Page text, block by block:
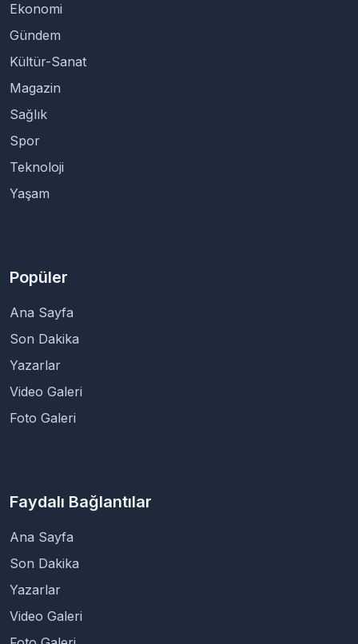
Ekonomi
Gündem
Kültür-Sanat
Magazin
Sağlık
Spor
Teknoloji
Yaşam
Popüler
Ana Sayfa
Son Dakika
Yazarlar
Video Galeri
Foto Galeri
Faydalı Bağlantılar
Ana Sayfa
Son Dakika
Yazarlar
Video Galeri